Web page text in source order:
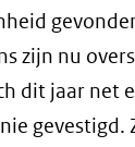
zijn nu
dit jaar net
gevestigd.